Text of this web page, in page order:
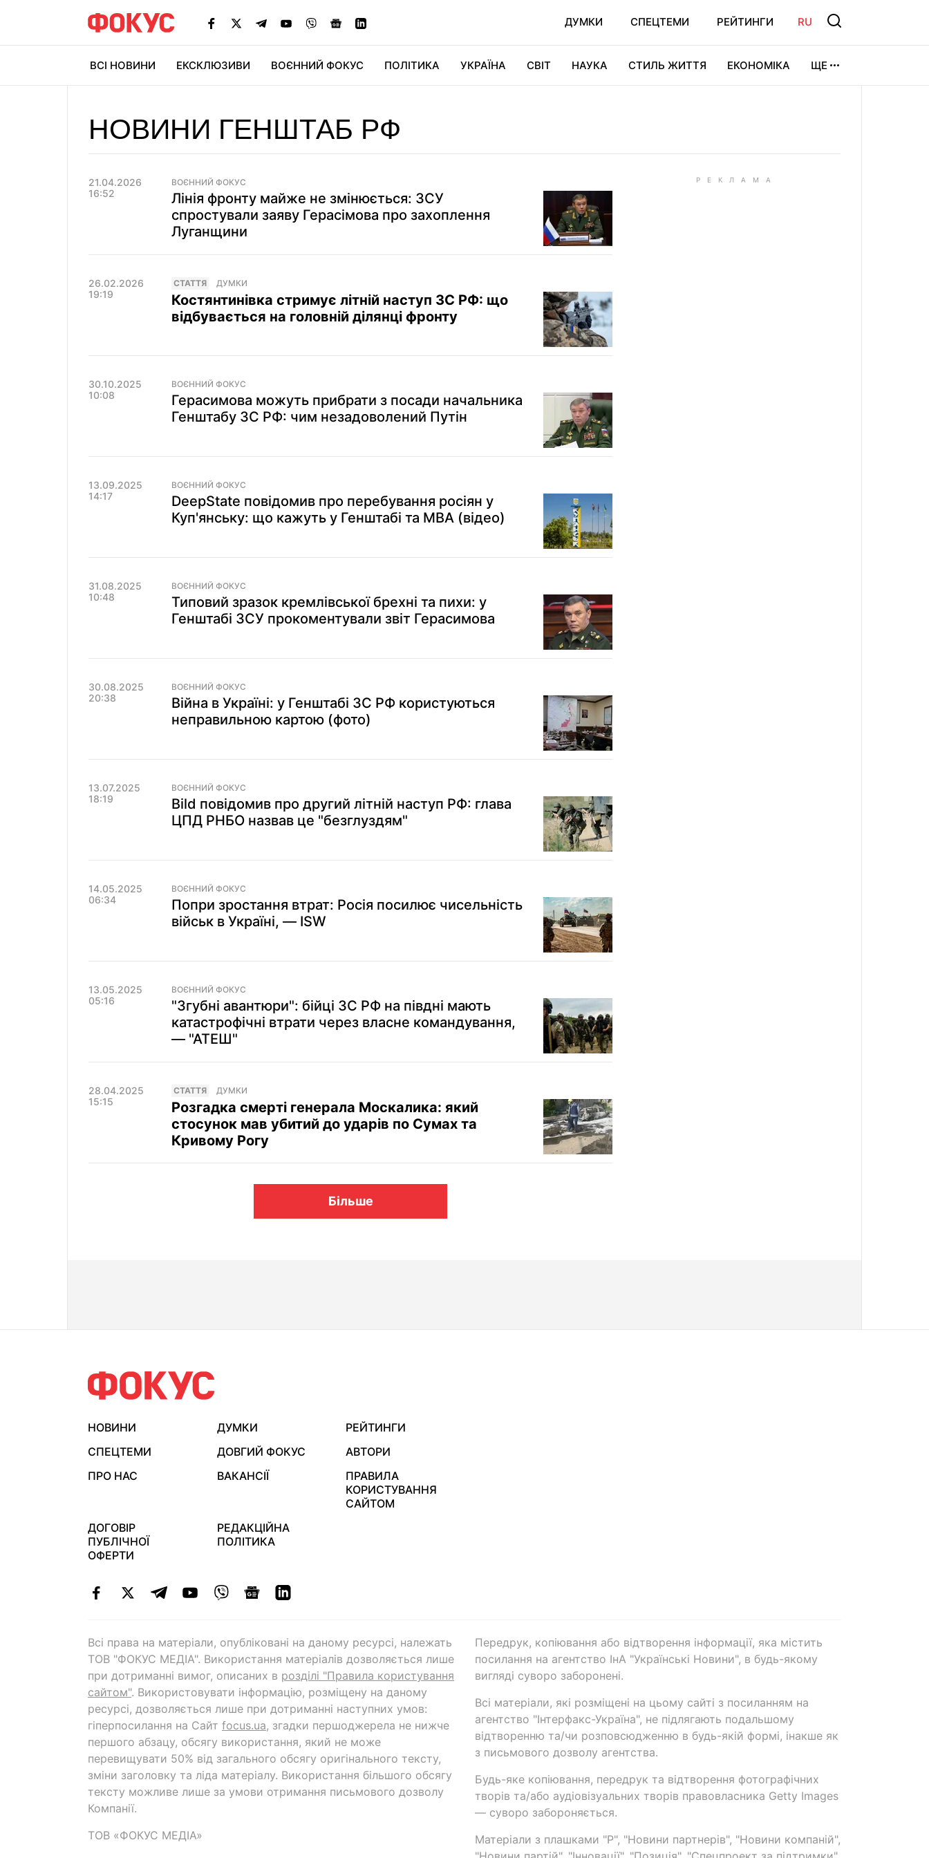
ДУМКИ СПЕЦТЕМИ РЕЙТИНГИ RU
ВСІ НОВИНИ ЕКСКЛЮЗИВИ ВОЄННИЙ ФОКУС ПОЛІТИКА УКРАЇНА СВІТ НАУКА СТИЛЬ ЖИТТЯ ЕКОНОМІКА ЩЕ
НОВИНИ ГЕНШТАБ РФ
21.04.2026
16:52
ВОЄННИЙ ФОКУС
Лінія фронту майже не змінюється: ЗСУ
спростували заяву Герасімова про захоплення
Луганщини
26.02.2026
19:19
СТАТТЯ ДУМКИ
Костянтинівка стримує літній наступ ЗС РФ: що
відбувається на головній ділянці фронту
30.10.2025
10:08
ВОЄННИЙ ФОКУС
Герасимова можуть прибрати з посади начальника
Генштабу ЗС РФ: чим незадоволений Путін
13.09.2025
14:17
ВОЄННИЙ ФОКУС
DeepState повідомив про перебування росіян у
Куп'янську: що кажуть у Генштабі та МВА (відео)
31.08.2025
10:48
ВОЄННИЙ ФОКУС
Типовий зразок кремлівської брехні та пихи: у
Генштабі ЗСУ прокоментували звіт Герасимова
30.08.2025
20:38
ВОЄННИЙ ФОКУС
Війна в Україні: у Генштабі ЗС РФ користуються
неправильною картою (фото)
13.07.2025
18:19
ВОЄННИЙ ФОКУС
Bild повідомив про другий літній наступ РФ: глава
ЦПД РНБО назвав це "безглуздям"
14.05.2025
06:34
ВОЄННИЙ ФОКУС
Попри зростання втрат: Росія посилює чисельність
військ в Україні, — ISW
13.05.2025
05:16
ВОЄННИЙ ФОКУС
"Згубні авантюри": бійці ЗС РФ на півдні мають
катастрофічні втрати через власне командування,
— "АТЕШ"
28.04.2025
15:15
СТАТТЯ ДУМКИ
Розгадка смерті генерала Москалика: який
стосунок мав убитий до ударів по Сумах та
Кривому Рогу
Більше
НОВИНИ ДУМКИ
РЕЙТИНГИ
СПЕЦТЕМИ
ДОВГИЙ ФОКУС
АВТОРИ
ПРО НАС
ВАКАНСІЇ
ПРАВИЛА
КОРИСТУВАННЯ
САЙТОМ
ДОГОВІР
ПУБЛІЧНОЇ
ОФЕРТИ
РЕДАКЦІЙНА
ПОЛІТИКА
Всі права на матеріали, опубліковані на даному ресурсі, належать
ТОВ "ФОКУС МЕДІА". Використання матеріалів дозволяється лише
при дотриманні вимог, описаних в розділі "Правила користування
сайтом". Використовувати інформацію, розміщену на даному
ресурсі, дозволяється лише при дотриманні наступних умов:
гіперпосилання на Cайт focus.ua, згадки першоджерела не нижче
першого абзацу, обсягу використання, який не може
перевищувати 50% від загального обсягу оригінального тексту,
зміни заголовку та ліда матеріалу. Використання більшого обсягу
тексту можливе лише за умови отримання письмового дозволу
Компанії.
ТОВ «ФОКУС МЕДІА»
Передрук, копіювання або відтворення інформації, яка містить
посилання на агентство ІнА "Українські Новини", в будь-якому
вигляді суворо заборонені.
Всі матеріали, які розміщені на цьому сайті з посиланням на
агентство "Інтерфакс-Україна", не підлягають подальшому
відтворенню та/чи розповсюдженню в будь-якій формі, інакше як
з письмового дозволу агентства.
Будь-яке копіювання, передрук та відтворення фотографічних
творів та/або аудіовізуальних творів правовласника Getty Images
— суворо забороняється.
Матеріали з плашками "Р", "Новини партнерів", "Новини компаній",